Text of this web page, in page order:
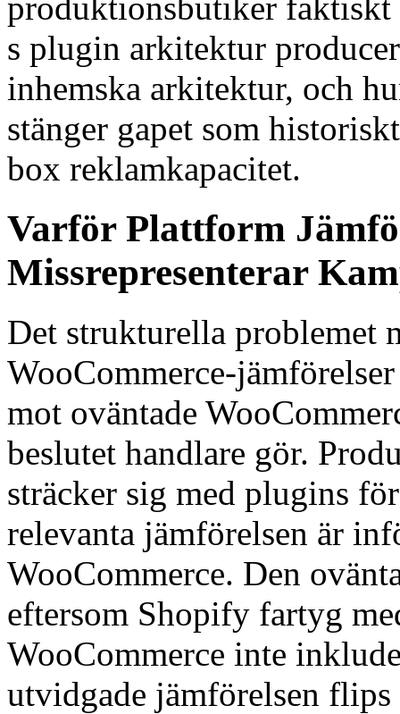
s plugin arkitektur
inhemska arkitektur, och
stänger gapet som
box reklamkapacitet.
Varför Plattform
Missrepresenterar
Det strukturella problemet
WooCommerce-
mot oväntade
beslutet handlare gör.
sträcker sig med plugins
relevanta jämförelsen är
WooCommerce. Den
eftersom Shopify fartyg
WooCommerce inte
utvidgade jämförelsen flips